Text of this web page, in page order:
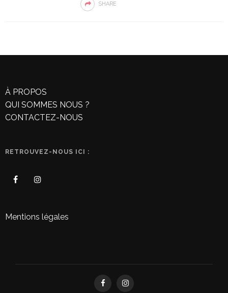
SHARE
À PROPOS
QUI SOMMES NOUS ?
CONTACTEZ-NOUS
RETROUVEZ-NOUS ICI :
Mentions légales